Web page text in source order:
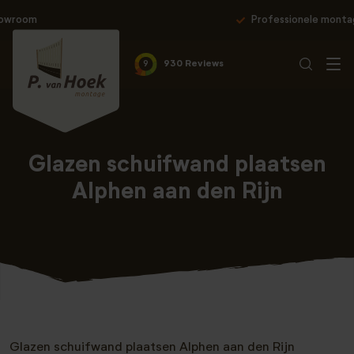
Professionele montage & 10 jaar garantie
9 930 Reviews
Glazen schuifwand plaatsen
Alphen aan den Rijn
Glazen schuifwand plaatsen Alphen aan den Rijn